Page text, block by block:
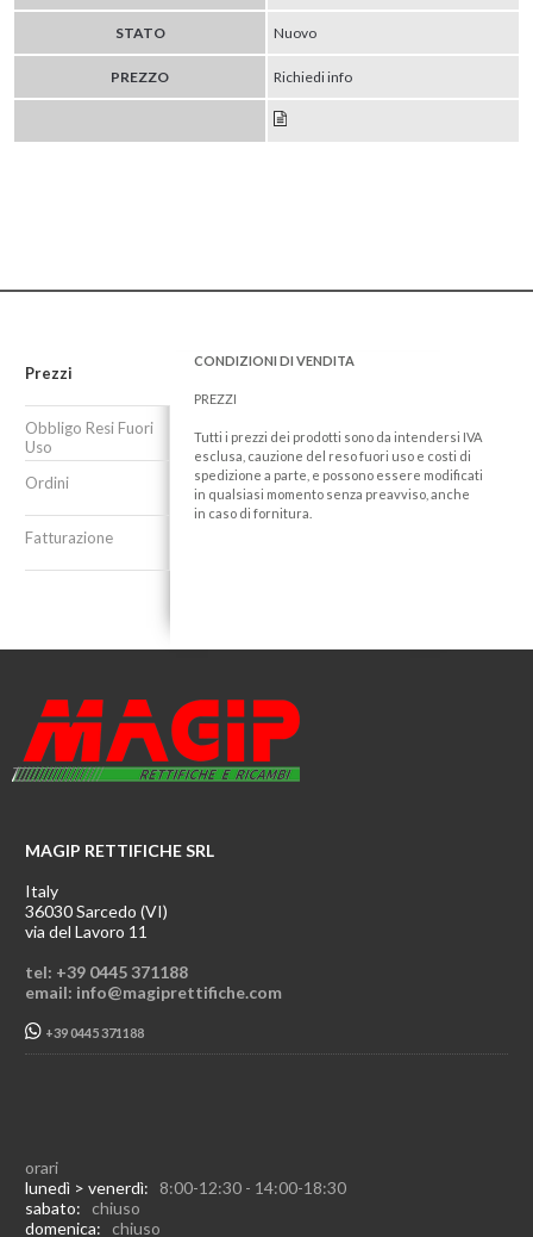
STATO Nuovo
PREZZO Richiedi info
Prezzi
Obbligo Resi Fuori
Uso
Ordini
Fatturazione
CONDIZIONI DI VENDITA
PREZZI
Tutti i prezzi dei prodotti sono da intendersi IVA
esclusa, cauzione del reso fuori uso e costi di
spedizione a parte, e possono essere modificati
in qualsiasi momento senza preavviso, anche
in caso di fornitura.
MAGIP RETTIFICHE SRL
Italy
36030 Sarcedo (VI)
via del Lavoro 11
tel: +39 0445 371188
email: info@magiprettifiche.com
+39 0445 371188
orari
lunedì > venerdì: 8:00-12:30 - 14:00-18:30
sabato: chiuso
domenica: chiuso